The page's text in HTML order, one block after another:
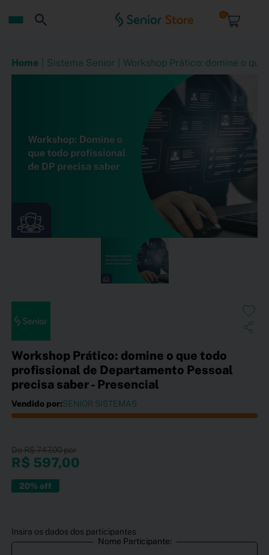
0
Home Sistema Senior Workshop Prático: domine o
Workshop Prático: domine o que todo
profissional de Departamento Pessoal
precisa saber - Presencial
Vendido por:SENIOR SISTEMAS
R$ 747,00
R$ 597,00
20% off
Insira os dados dos participantes
Nome Participante: